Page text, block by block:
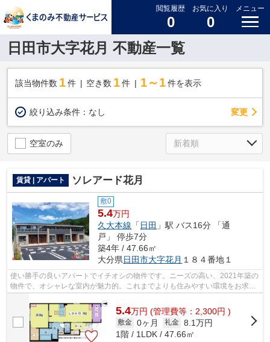
閲覧履歴
0
お気に入り
0
メニュー
日田市大字花月 不動産一覧
該当物件数 1件 空き数 1 件 1～1 件を表示
絞り込み条件： なし 変更
空室のみ
賃貸 | アパート ソレアード花月
敷0
5.4万円
久大本線 「 日田 」駅 バス16分 「通
戸」 停歩7分
築4年 / 47.66㎡
大分県日田市大字花月 １８４番地１
使い勝手の良いアパートでイチオシの物件です。ニーズの高い、2021年築の
物件で、オシャレな室内が魅力的。これまでよりも住みやすい環境をお求め
5.4万円 (管理費等：2,300円 )
敷金 0ヶ月 礼金 8.1万円
1階 / 1LDK / 47.66㎡